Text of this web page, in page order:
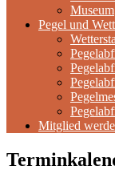
Museum
Pegel und
Mitglied